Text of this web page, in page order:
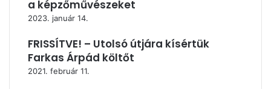
a képzőművészeket
2023. január 14.
FRISSÍTVE! – Utolsó útjára kísértük
Farkas Árpád költőt
2021. február 11.